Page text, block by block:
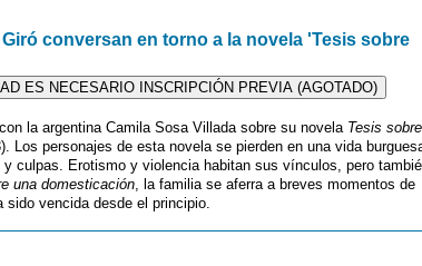
conversan en torno a la novela 'Tesis sobre
ES NECESARIO INSCRIPCIÓN PREVIA (AGOTADO)
la argentina Camila Sosa Villada sobre su novela Tesis sobre
Los personajes de esta novela se pierden en una vida
culpas. Erotismo y violencia habitan sus vínculos, pero
una domesticación, la familia se aferra a breves momentos de
sido vencida desde el principio.